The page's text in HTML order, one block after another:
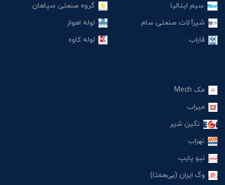
سیم ایتالیا
شیرآلات صنعتی سام
فاراب
گروه صنعتی سپاهان
لوله اهواز
لوله کاوه
مک Mech
میراب
نگین شیر
نهراب
نیو پایپ
وگ ایران (بی‌همتا)